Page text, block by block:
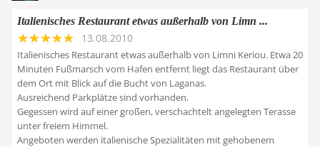
Italienisches Restaurant etwas außerhalb von Limn ...
13.08.2010
Italienisches Restaurant etwas außerhalb von Limni Keriou. Etwa 20
Minuten Fußmarsch vom Hafen entfernt liegt das Restaurant über
dem Ort mit Blick auf die Bucht von Laganas.
Ausreichend Parkplätze sind vorhanden.
Gegessen wird auf einer großen, verschachtelt angelegten Terasse
unter freiem Himmel.
Angeboten werden italienische Spezialitäten mit gehobenem